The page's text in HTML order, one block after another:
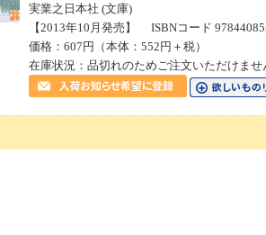
実業之日本社 (文庫)
【2013年10月発売】 ISBNコード
価格：607円（本体：552円＋税）
在庫状況：品切れのためご注文いただけませ